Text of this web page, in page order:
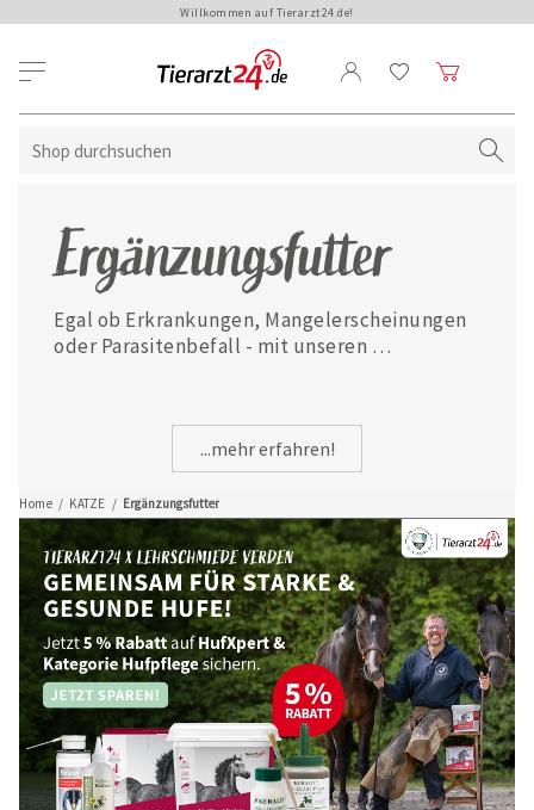
Willkommen auf Tierarzt24.de!
Home / KATZE / Ergänzungsfutter
Ergänzungsfutter
Egal ob Erkrankungen, Mangelerscheinungen
oder Parasitenbefall - mit unseren
...mehr erfahren!